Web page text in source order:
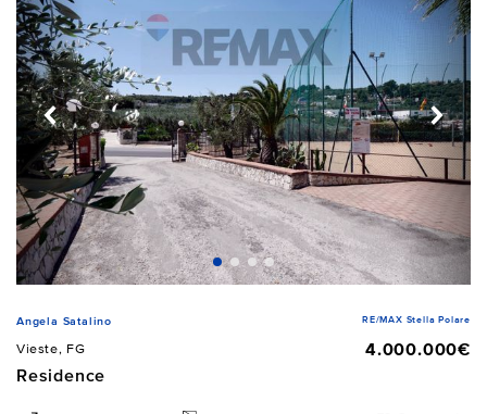
Angela Satalino RE/MAX Stella Polare
Vieste, FG
4.000.000€
Residence